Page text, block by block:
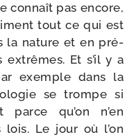
connaît pas encore,
tout ce qui est
la nature et en pré­
extrêmes. Et s’il y a
exemple dans la
se trompe si
parce qu’on n’en
Le jour où l’on